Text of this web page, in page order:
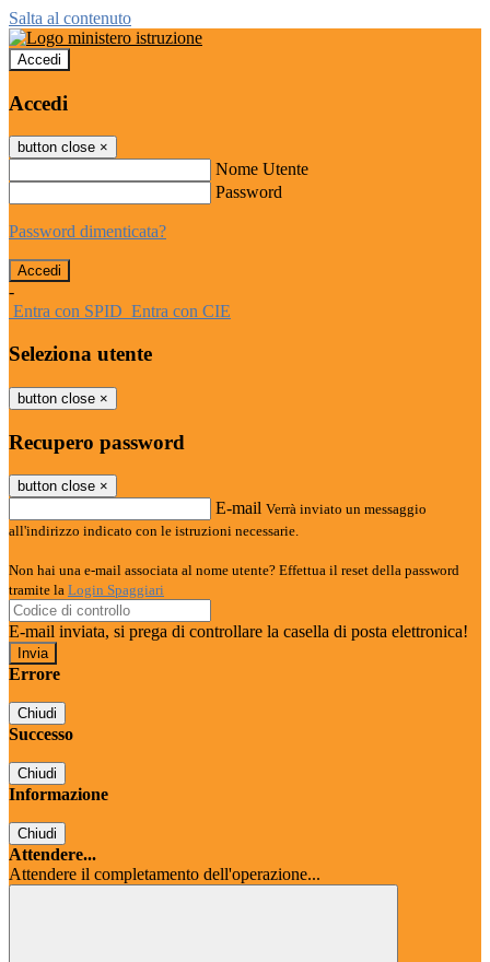
Salta al contenuto
Accedi
Accedi
button close ×
Nome Utente
Password
Password dimenticata?
-
Entra con SPID Entra con CIE
Seleziona utente
button close ×
Recupero password
button close ×
E-mail Verrà inviato un messaggio
all'indirizzo indicato con le istruzioni necessarie.
Non hai una e-mail associata al nome utente? Effettua il reset della password
tramite la Login Spaggiari
E-mail inviata, si prega di controllare la casella di posta elettronica!
Errore
Chiudi
Successo
Chiudi
Informazione
Chiudi
Attendere...
Attendere il completamento dell'operazione...